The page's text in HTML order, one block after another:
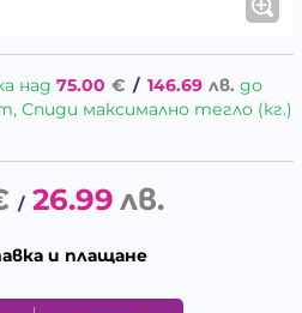
над 75.00 € / 146.69 лв. до
Спиди максимално тегло (кг.)
/ 26.99 лв.
и плащане